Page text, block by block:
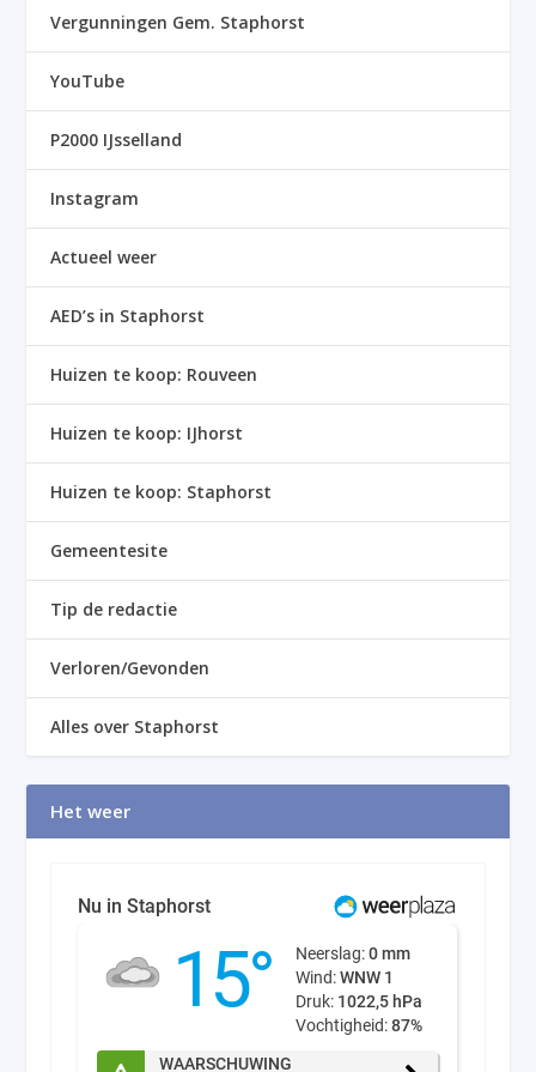
Vergunningen Gem. Staphorst
YouTube
P2000 IJsselland
Instagram
Actueel weer
AED’s in Staphorst
Huizen te koop: Rouveen
Huizen te koop: IJhorst
Huizen te koop: Staphorst
Gemeentesite
Tip de redactie
Verloren/Gevonden
Alles over Staphorst
Het weer